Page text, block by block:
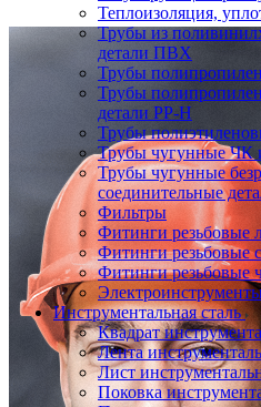
Теплоизоляция,
Трубы из
детали ПВХ
Трубы
Трубы
детали PP-H
Трубы
Трубы чугунные ЧК
Трубы чугунные
соединительные
Фильтры
Фитинги резьбовые
Фитинги резьбовые
Фитинги резьбовые
Инструментальная сталь
Квадрат
Лента
Лист
Поковка